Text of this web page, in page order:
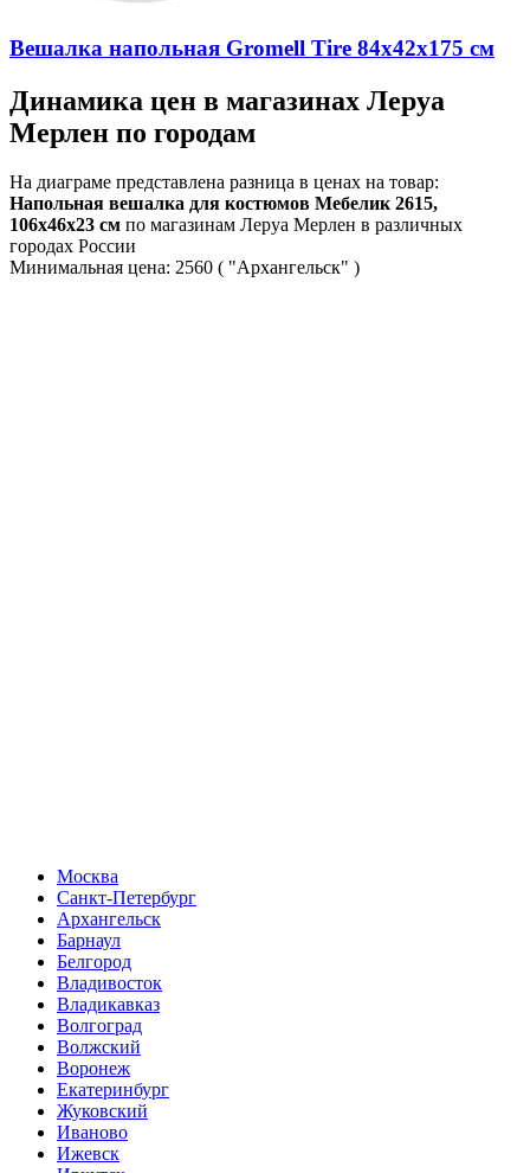
Вешалка напольная Gromell Tire 84х42х175 см
Динамика цен в магазинах Леруа
Мерлен по городам
На диаграме представлена разница в ценах на товар:
Напольная вешалка для костюмов Мебелик 2615,
106х46х23 см по магазинам Леруа Мерлен в различных
городах России
Минимальная цена: 2560 ( "Архангельск" )
Москва
Санкт-Петербург
Архангельск
Барнаул
Белгород
Владивосток
Владикавказ
Волгоград
Волжский
Воронеж
Екатеринбург
Жуковский
Иваново
Ижевск